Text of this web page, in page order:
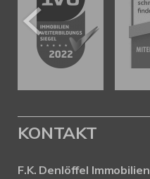
KONTAKT
F.K. Denlöffel Immobilien